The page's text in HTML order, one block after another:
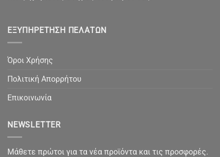
ΕΞΥΠΗΡΈΤΗΣΗ ΠΕΛΑΤΏΝ
Όροι Χρήσης
Πολιτική Απορρήτου
Επικοινωνία
NEWSLETTER
Μάθετε πρώτοι για τα νέα προϊόντα και τις προσφορές.